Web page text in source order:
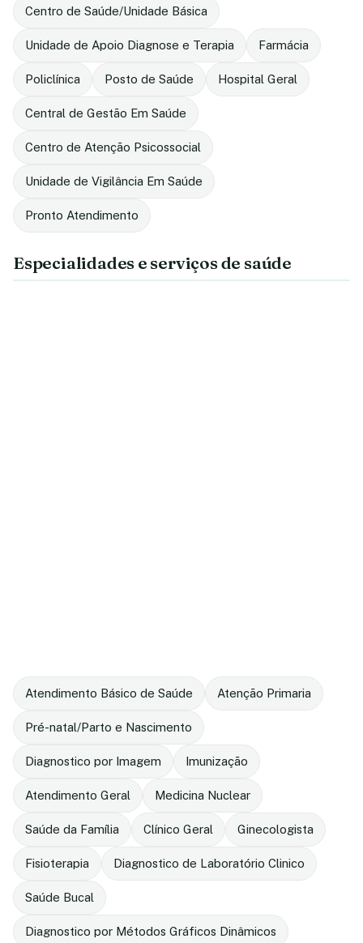
Centro de Saúde/Unidade Básica
Unidade de Apoio Diagnose e Terapia Farmácia
Policlínica Posto de Saúde Hospital Geral
Central de Gestão Em Saúde
Centro de Atenção Psicossocial
Unidade de Vigilância Em Saúde
Pronto Atendimento
Especialidades e serviços de saúde
Atendimento Básico de Saúde Atenção Primaria
Pré-natal/Parto e Nascimento
Diagnostico por Imagem Imunização
Atendimento Geral Medicina Nuclear
Saúde da Família Clínico Geral Ginecologista
Fisioterapia Diagnostico de Laboratório Clinico
Saúde Bucal
Diagnostico por Métodos Gráficos Dinâmicos